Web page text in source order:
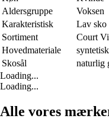
Aldersgruppe
Voksen
Karakteristisk
Lav sko
Sortiment
Court
Hovedmateriale
Skosål
naturlig
Loading...
Loading...
Alle vores